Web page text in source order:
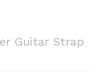
Guitar Strap